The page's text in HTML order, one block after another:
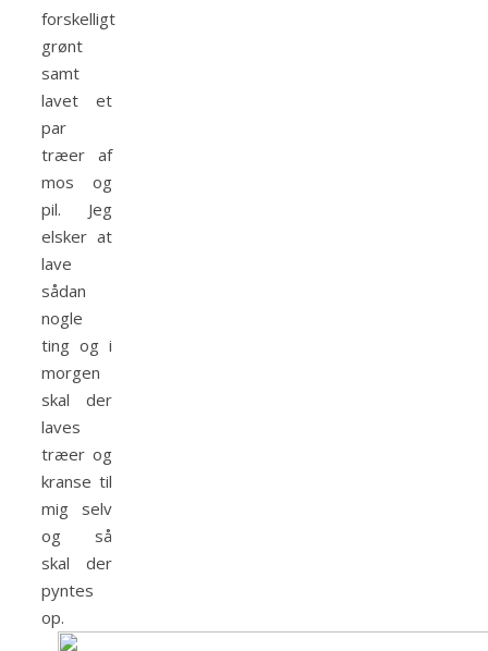
forskelligt
grønt
samt
lavet et
par
træer af
mos og
pil. Jeg
elsker at
lave
sådan
nogle
ting og i
morgen
skal der
laves
træer og
kranse til
mig selv
og så
skal der
pyntes
op.